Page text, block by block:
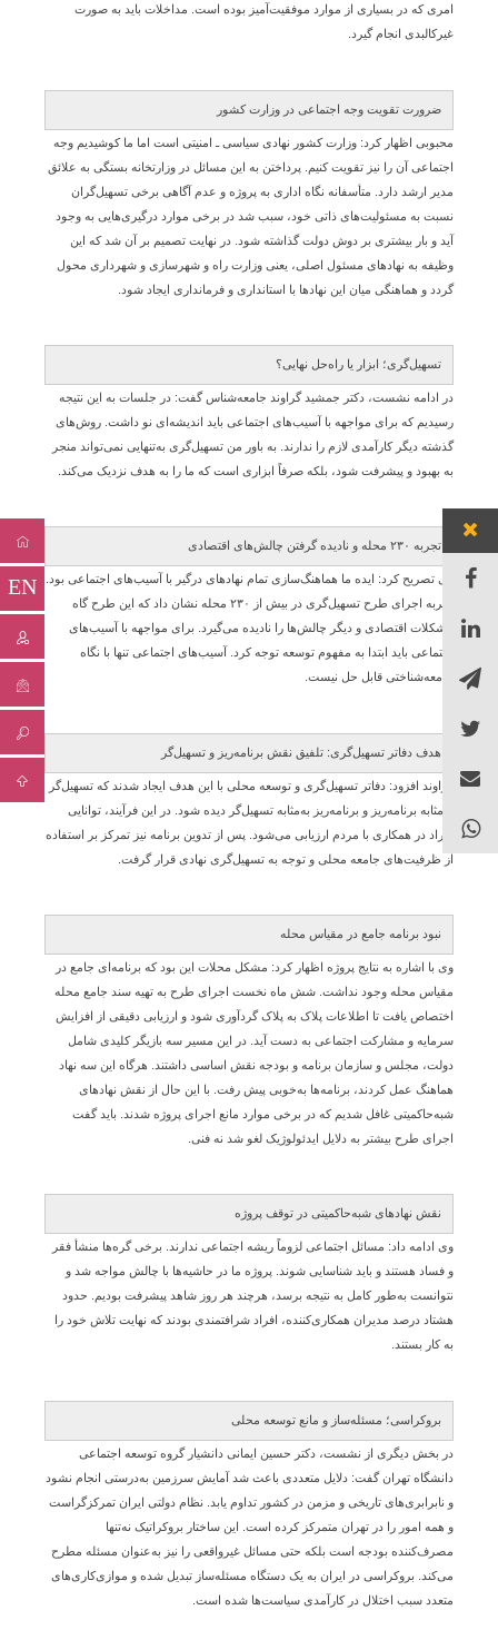
EN
امری که در بسیاری از موارد موفقیت‌آمیز بوده است. مداخلات باید به صورت
غیرکالبدی انجام گیرد.
ضرورت تقویت وجه اجتماعی در وزارت کشور
محبوبی اظهار کرد: وزارت کشور نهادی سیاسی ـ امنیتی است اما ما کوشیدیم وجه
اجتماعی آن را نیز تقویت کنیم. پرداختن به این مسائل در وزارتخانه بستگی به علائق
مدیر ارشد دارد. متأسفانه نگاه اداری به پروژه و عدم آگاهی برخی تسهیل‌گران
نسبت به مسئولیت‌های ذاتی خود، سبب شد در برخی موارد درگیری‌هایی به وجود
آید و بار بیشتری بر دوش دولت گذاشته شود. در نهایت تصمیم بر آن شد که این
وظیفه به نهادهای مسئول اصلی، یعنی وزارت راه و شهرسازی و شهرداری محول
گردد و هماهنگی میان این نهادها با استانداری و فرمانداری ایجاد شود.
تسهیل‌گری؛ ابزار یا راه‌حل نهایی؟
در ادامه نشست، دکتر جمشید گراوند جامعه‌شناس گفت: در جلسات به این نتیجه
رسیدیم که برای مواجهه با آسیب‌های اجتماعی باید اندیشه‌ای نو داشت. روش‌های
گذشته دیگر کارآمدی لازم را ندارند. به باور من تسهیل‌گری به‌تنهایی نمی‌تواند منجر
به بهبود و پیشرفت شود، بلکه صرفاً ابزاری است که ما را به هدف نزدیک می‌کند.
تجربه ۲۳۰ محله و نادیده گرفتن چالش‌های اقتصادی
وی تصریح کرد: ایده ما هماهنگ‌سازی تمام نهادهای درگیر با آسیب‌های اجتماعی بود.
تجربه اجرای طرح تسهیل‌گری در بیش از ۲۳۰ محله نشان داد که این طرح گاه
مشکلات اقتصادی و دیگر چالش‌ها را نادیده می‌گیرد. برای مواجهه با آسیب‌های
اجتماعی باید ابتدا به مفهوم توسعه توجه کرد. آسیب‌های اجتماعی تنها با نگاه
جامعه‌شناختی قابل حل نیست.
هدف دفاتر تسهیل‌گری: تلفیق نقش برنامه‌ریز و تسهیل‌گر
گراوند افزود: دفاتر تسهیل‌گری و توسعه محلی با این هدف ایجاد شدند که تسهیل‌گر
به‌مثابه برنامه‌ریز و برنامه‌ریز به‌مثابه تسهیل‌گر دیده شود. در این فرآیند، توانایی
افراد در همکاری با مردم ارزیابی می‌شود. پس از تدوین برنامه نیز تمرکز بر استفاده
از ظرفیت‌های جامعه محلی و توجه به تسهیل‌گری نهادی قرار گرفت.
نبود برنامه جامع در مقیاس محله
وی با اشاره به نتایج پروژه اظهار کرد: مشکل محلات این بود که برنامه‌ای جامع در
مقیاس محله وجود نداشت. شش ماه نخست اجرای طرح به تهیه سند جامع محله
اختصاص یافت تا اطلاعات پلاک به پلاک گردآوری شود و ارزیابی دقیقی از افزایش
سرمایه و مشارکت اجتماعی به دست آید. در این مسیر سه بازیگر کلیدی شامل
دولت، مجلس و سازمان برنامه و بودجه نقش اساسی داشتند. هرگاه این سه نهاد
هماهنگ عمل کردند، برنامه‌ها به‌خوبی پیش رفت. با این حال از نقش نهادهای
شبه‌حاکمیتی غافل شدیم که در برخی موارد مانع اجرای پروژه شدند. باید گفت
اجرای طرح بیشتر به دلایل ایدئولوژیک لغو شد نه فنی.
نقش نهادهای شبه‌حاکمیتی در توقف پروژه
وی ادامه داد: مسائل اجتماعی لزوماً ریشه اجتماعی ندارند. برخی گره‌ها منشأ فقر
و فساد هستند و باید شناسایی شوند. پروژه ما در حاشیه‌ها با چالش مواجه شد و
نتوانست به‌طور کامل به نتیجه برسد، هرچند هر روز شاهد پیشرفت بودیم. حدود
هشتاد درصد مدیران همکاری‌کننده، افراد شرافتمندی بودند که نهایت تلاش خود را
به کار بستند.
بروکراسی؛ مسئله‌ساز و مانع توسعه محلی
در بخش دیگری از نشست، دکتر حسین ایمانی دانشیار گروه توسعه اجتماعی
دانشگاه تهران گفت: دلایل متعددی باعث شد آمایش سرزمین به‌درستی انجام نشود
و نابرابری‌های تاریخی و مزمن در کشور تداوم یابد. نظام دولتی ایران تمرکزگراست
و همه امور را در تهران متمرکز کرده است. این ساختار بروکراتیک نه‌تنها
مصرف‌کننده بودجه است بلکه حتی مسائل غیرواقعی را نیز به‌عنوان مسئله مطرح
می‌کند. بروکراسی در ایران به یک دستگاه مسئله‌ساز تبدیل شده و موازی‌کاری‌های
متعدد سبب اختلال در کارآمدی سیاست‌ها شده است.